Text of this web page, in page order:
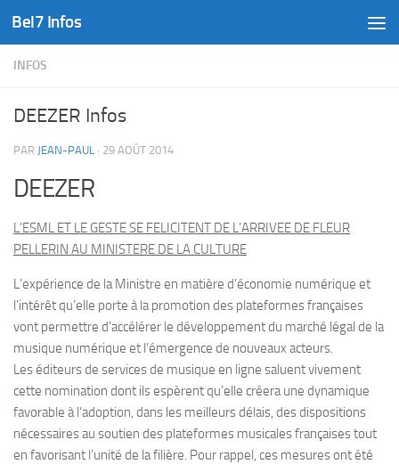
Skip to content
Bel7 Infos
INFOS
DEEZER Infos
PAR JEAN-PAUL · 29 AOÛT 2014
DEEZER
L’ESML ET LE GESTE SE FELICITENT DE L’ARRIVEE DE FLEUR
PELLERIN AU MINISTERE DE LA CULTURE
L’expérience de la Ministre en matière d’économie numérique et
l’intérêt qu’elle porte à la promotion des plateformes françaises
vont permettre d’accélérer le développement du marché légal de la
musique numérique et l’émergence de nouveaux acteurs.
Les éditeurs de services de musique en ligne saluent vivement
cette nomination dont ils espèrent qu’elle créera une dynamique
favorable à l’adoption, dans les meilleurs délais, des dispositions
nécessaires au soutien des plateformes musicales françaises tout
en favorisant l’unité de la filière. Pour rappel, ces mesures ont été